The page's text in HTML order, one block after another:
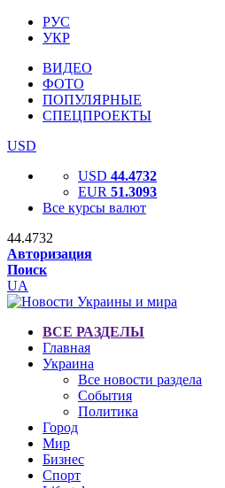
РУС
УКР
ВИДЕО
ФОТО
ПОПУЛЯРНЫЕ
СПЕЦПРОЕКТЫ
USD
USD 44.4732
EUR 51.3093
Все курсы валют
44.4732
Авторизация
Поиск
UA
ВСЕ РАЗДЕЛЫ
Главная
Украина
Все новости раздела
События
Политика
Город
Мир
Бизнес
Спорт